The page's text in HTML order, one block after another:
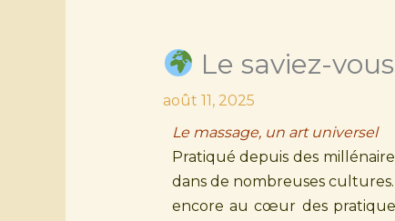
Le saviez-
août 11, 2025
Le massage, un art universel
Pratiqué depuis des
dans de nombreuses
encore au cœur des